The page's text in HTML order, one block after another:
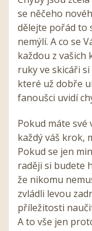
se něčeho
dělejte pořád to
nemýlí. A co se
každou z vašich
ruky ve skicáři
které už dobře
fanoušci uvidí
Pokud máte
každý váš krok,
Pokud se jen
raději si budete
že nikomu
zvládli levou
příležitosti
A to vše jen